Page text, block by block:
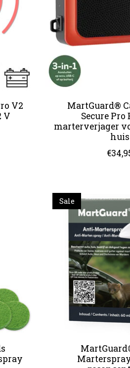
V2
V
MartGuard®
Secure Pro
marterverjager
huis
Sale